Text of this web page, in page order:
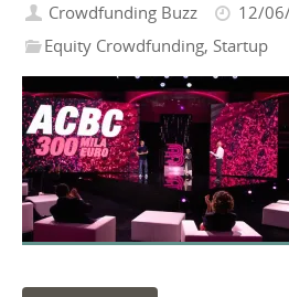
Crowdfunding Buzz
12/
Equity Crowdfunding, Startup